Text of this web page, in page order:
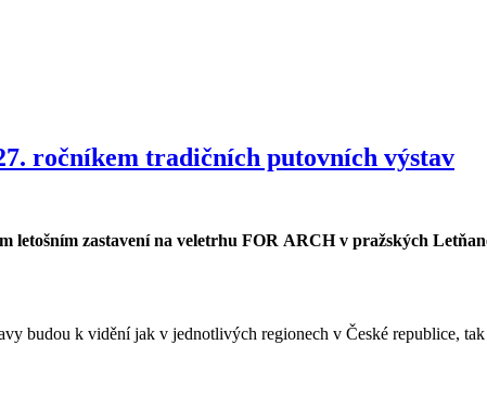
ročníkem tradičních putovních výstav
zastavení na veletrhu FOR ARCH v pražských
budou k vidění jak v jednotlivých regionech v České republice,